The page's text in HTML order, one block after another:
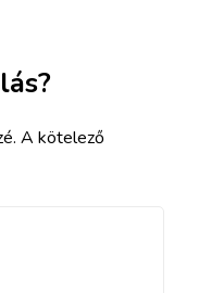
A kötelező